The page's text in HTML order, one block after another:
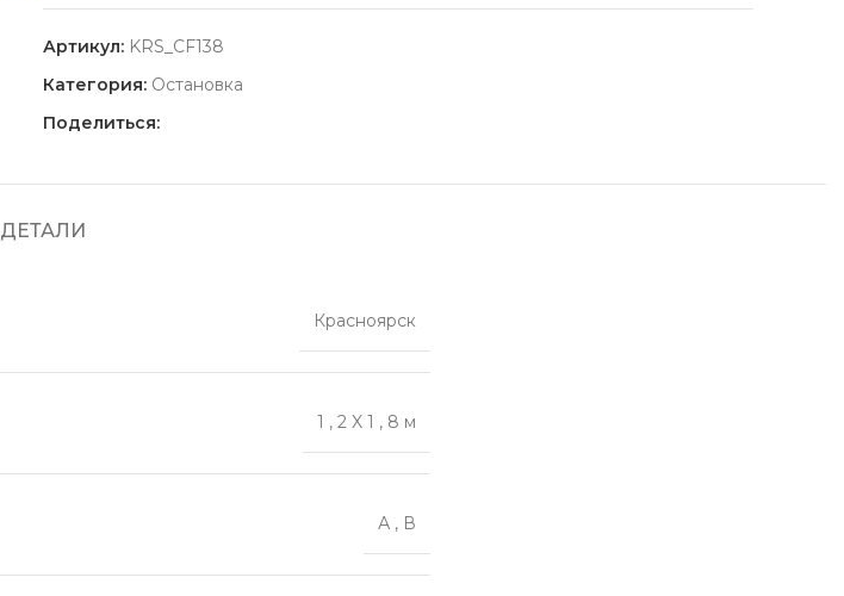
Артикул: KRS_CF138
Категория: Остановка
Поделиться:
ДЕТАЛИ
Красноярск
1 , 2 X 1 , 8 м
А , В